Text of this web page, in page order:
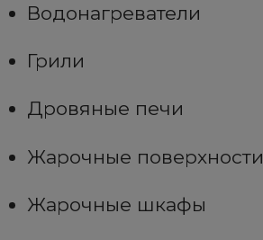
Водонагреватели
Грили
Дровяные печи
Жарочные поверхности
Жарочные шкафы